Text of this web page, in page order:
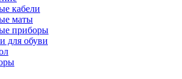
кабели
маты
приборы
для обуви